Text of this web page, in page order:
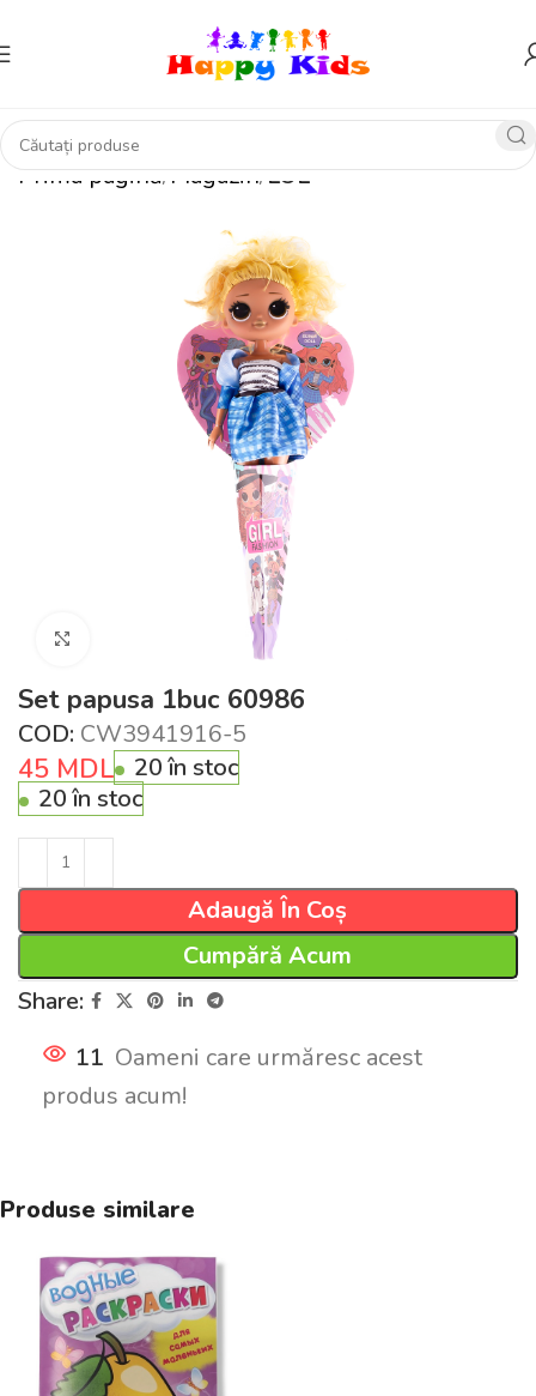
Prima pagină Magazin LOL
Click pentru a mări
Set papusa 1buc 60986
COD: CW3941916-5
45 MDL
20 în stoc
20 în stoc
Adaugă În Coș
Cumpără Acum
Share:
11 Oameni care urmăresc acest
produs acum!
Produse similare